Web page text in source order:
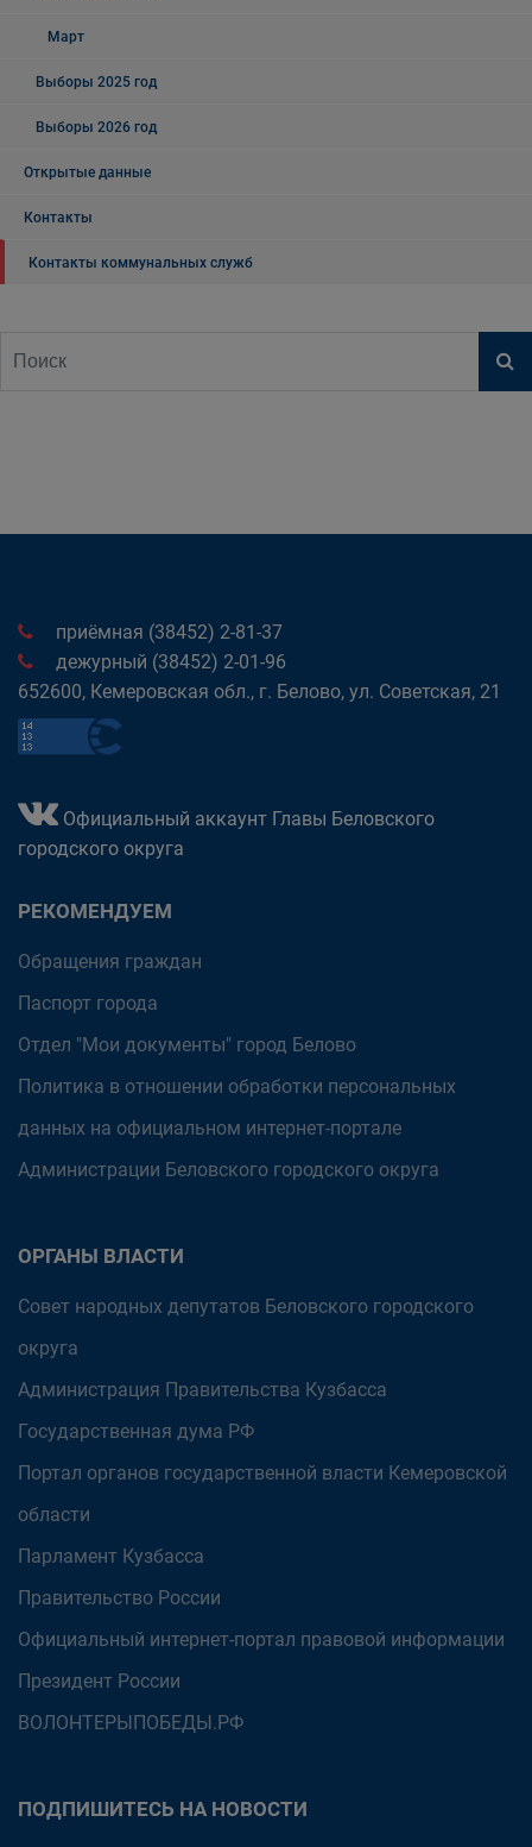
Март
Выборы 2025 год
Выборы 2026 год
Открытые данные
Контакты
Контакты коммунальных служб
приёмная (38452) 2-81-37
дежурный (38452) 2-01-96
652600, Кемеровская обл., г. Белово, ул. Советская, 21
Официальный аккаунт Главы Беловского
городского округа
РЕКОМЕНДУЕМ
Обращения граждан
Паспорт города
Отдел "Мои документы" город Белово
Политика в отношении обработки персональных
данных на официальном интернет-портале
Администрации Беловского городского округа
ОРГАНЫ ВЛАСТИ
Совет народных депутатов Беловского городского
округа
Администрация Правительства Кузбасса
Государственная дума РФ
Портал органов государственной власти Кемеровской
области
Парламент Кузбасса
Правительство России
Официальный интернет-портал правовой информации
Президент России
ВОЛОНТЕРЫПОБЕДЫ.РФ
ПОДПИШИТЕСЬ НА НОВОСТИ